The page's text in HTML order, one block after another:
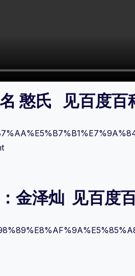
憨氏 见百度百
金泽灿 见百度